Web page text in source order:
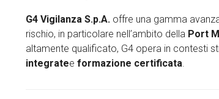
G4 Vigilanza S.p.A. offre una gamma
rischio, in particolare nell’ambito della Port
altamente qualificato, G4 opera in contesti
integratee formazione certificata.